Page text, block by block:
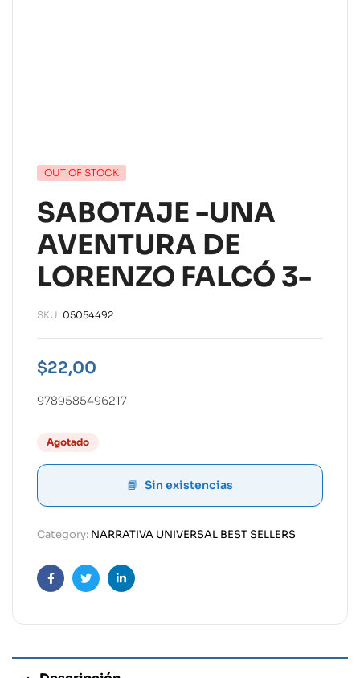
OUT OF STOCK
SABOTAJE -UNA
AVENTURA DE
LORENZO FALCÓ 3-
SKU: 05054492
$22,00
9789585496217
Agotado
Sin existencias
Category: NARRATIVA UNIVERSAL BEST SELLERS
FacebookTwitterLinkedin